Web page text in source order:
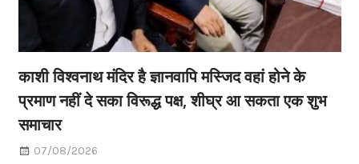
काशी विश्वनाथ मंदिर है ज्ञानवापि मस्जिद वहां होने के
प्रमाण नहीं दे सका विरूद्ध पक्ष, शीघ्र आ सकता एक शुभ
समाचार
07/08/2026